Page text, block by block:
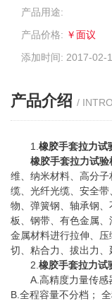
产品用途:
产品价格: ￥面议
添加时间: 2017-02-
产品介绍 /
1. 橡胶手套拉力试
橡胶手套拉力试验
维、纳米材料、高分子
缆、光纤光缆、安全
物、弹簧钢、轴承钢
板、钢带、有色金属、
金属材料进行拉伸、
切、粘合力、拔出力、
2. 橡胶手套拉力试
A.高精度力量传感
B.全程容量不分档；